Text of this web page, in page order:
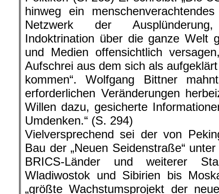
hinweg ein
Netzwerk der
Indoktrination über die ganze Welt
und Medien offensichtlich
Aufschrei aus dem sich als
kommen“. Wolfgang Bittner
erforderlichen Veränderungen
Willen dazu, gesicherte
Umdenken.“ (S. 294)
Vielversprechend sei der von
Bau der „Neuen Seidenstraße“
BRICS-Länder und weiterer
Wladiwostok und Sibirien bis
„größte Wachstumsprojekt der